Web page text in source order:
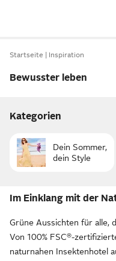
Startseite Inspiration
Bewusster leben
Kategorien
Dein Sommer,
dein Style
Im Einklang mit der
Grüne Aussichten für alle,
Von 100% FSC®-
naturnahen Insektenhotel